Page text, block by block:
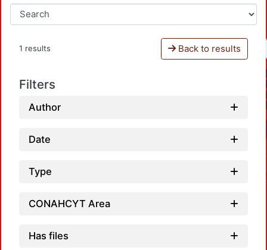
1 results Back to results
Filters
Author
Date
Type
CONAHCYT Area
Has files